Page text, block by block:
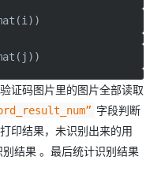
证码图片里的图片全部读取
字段判断
印结果，未识别出来的用
结果 。最后统计识别结果